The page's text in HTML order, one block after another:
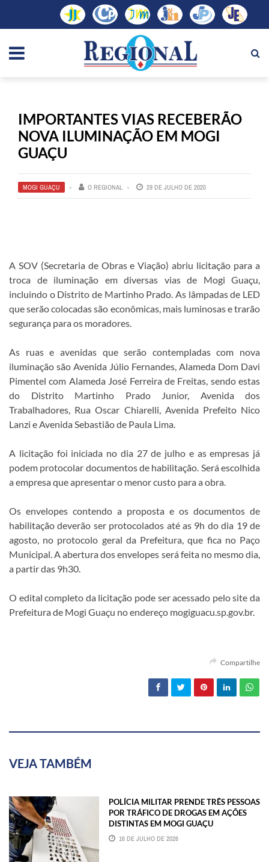
IMPORTANTES VIAS RECEBERÃO
NOVA ILUMINAÇÃO EM MOGI
GUAÇU
MOGI GUAÇU O REGIONAL 29 DE JULHO DE 2020
A SOV (Secretaria de Obras e Viação) abriu licitação para a
troca de iluminação em diversas vias de Mogi Guaçu,
incluindo o Distrito de Martinho Prado. As lâmpadas de LED
que serão colocadas são econômicas, mais luminosas e trarão
segurança para os moradores.
As ruas e avenidas que serão contempladas com nova
iluminação são Avenida Júlio Fernandes, Alameda Dom Davi
Pimentel com Alameda José Ferreira de Freitas, sendo estas
do Distrito Martinho Prado Junior, Avenida dos
Trabalhadores, Rua Oscar Chiarelli, Avenida Prefeito Nico
Lanzi e Avenida Sebastião de Paula Lima.
A licitação foi iniciada no dia 27 de julho e as empresas já
podem protocolar documentos de habilitação. Será escolhida
a empresa que apresentar o menor custo para a obra.
Os envelopes contendo a proposta e os documentos de
habilitação deverão ser protocolados até as 9h do dia 19 de
agosto, no protocolo geral da Prefeitura, que fica no Paço
Municipal. A abertura dos envelopes será feita no mesmo dia,
a partir das 9h30.
O edital completo da licitação pode ser acessado pelo site da
Prefeitura de Mogi Guaçu no endereço mogiguacu.sp.gov.br.
Compartilhe
VEJA TAMBÉM
POLÍCIA MILITAR PRENDE TRÊS PESSOAS
POR TRÁFICO DE DROGAS EM AÇÕES
DISTINTAS EM MOGI GUAÇU
16 DE JULHO DE 2026